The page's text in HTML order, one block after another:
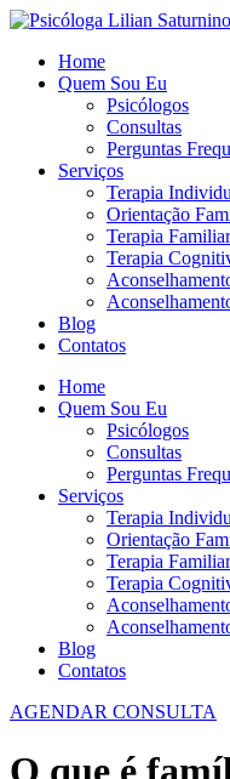
Home
Quem Sou Eu
Psicólogos
Consultas
Perguntas
Serviços
Terapia
Orientação
Terapia
Terapia
Blog
Contatos
Home
Quem Sou Eu
Psicólogos
Consultas
Perguntas
Serviços
Terapia
Orientação
Terapia
Terapia
Blog
Contatos
AGENDAR CONSULTA